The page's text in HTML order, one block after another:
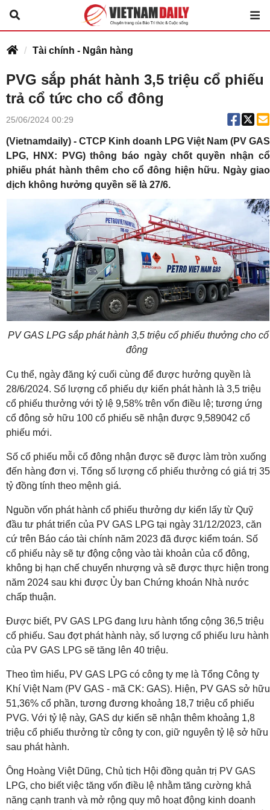
Tài chính - Ngân hàng
PVG sắp phát hành 3,5 triệu cổ phiếu
trả cổ tức cho cổ đông
25/06/2024 00:29
(Vietnamdaily) - CTCP Kinh doanh LPG Việt Nam (PV GAS
LPG, HNX: PVG) thông báo ngày chốt quyền nhận cổ
phiếu phát hành thêm cho cổ đông hiện hữu. Ngày giao
dịch không hưởng quyền sẽ là 27/6.
PV GAS LPG sắp phát hành 3,5 triệu cổ phiếu thưởng cho cổ
đông
Cụ thể, ngày đăng ký cuối cùng để được hưởng quyền là
28/6/2024. Số lượng cổ phiếu dự kiến phát hành là 3,5 triệu
cổ phiếu thưởng với tỷ lệ 9,58% trên vốn điều lệ; tương ứng
cổ đông sở hữu 100 cổ phiếu sẽ nhận được 9,589042 cổ
phiếu mới.
Số cổ phiếu mỗi cổ đông nhận được sẽ được làm tròn xuống
đến hàng đơn vị. Tổng số lượng cổ phiếu thưởng có giá trị 35
tỷ đồng tính theo mệnh giá.
Nguồn vốn phát hành cổ phiếu thưởng dự kiến lấy từ Quỹ
đầu tư phát triển của PV GAS LPG tại ngày 31/12/2023, căn
cứ trên Báo cáo tài chính năm 2023 đã được kiểm toán. Số
cổ phiếu này sẽ tự động cộng vào tài khoản của cổ đông,
không bị hạn chế chuyển nhượng và sẽ được thực hiện trong
năm 2024 sau khi được Ủy ban Chứng khoán Nhà nước
chấp thuận.
Được biết, PV GAS LPG đang lưu hành tổng cộng 36,5 triệu
cổ phiếu. Sau đợt phát hành này, số lượng cổ phiếu lưu hành
của PV GAS LPG sẽ tăng lên 40 triệu.
Theo tìm hiểu, PV GAS LPG có công ty mẹ là Tổng Công ty
Khí Việt Nam (PV GAS - mã CK: GAS). Hiện, PV GAS sở hữu
51,36% cổ phần, tương đương khoảng 18,7 triệu cổ phiếu
PVG. Với tỷ lệ này, GAS dự kiến sẽ nhận thêm khoảng 1,8
triệu cổ phiếu thưởng từ công ty con, giữ nguyên tỷ lệ sở hữu
sau phát hành.
Ông Hoàng Việt Dũng, Chủ tịch Hội đồng quản trị PV GAS
LPG, cho biết việc tăng vốn điều lệ nhằm tăng cường khả
năng cạnh tranh và mở rộng quy mô hoạt động kinh doanh